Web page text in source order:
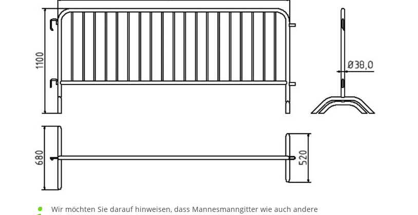
Wir möchten Sie darauf hinweisen, dass Mannesmanngitter wie auch andere